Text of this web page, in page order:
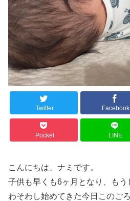
Twitter Facebook
Pocket LINE
こんにちは、ナミです。
子供も早くも6ヶ月となり、も
わそわし始めてきた今日このごろ